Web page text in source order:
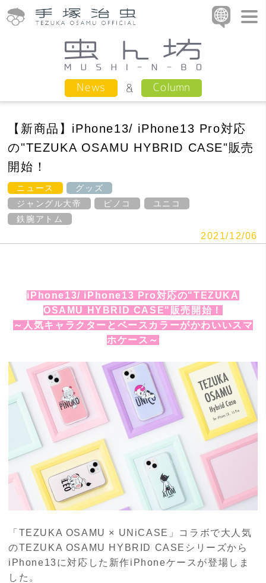
News Column
【新商品】iPhone13/ iPhone13 Pro対応
の"TEZUKA OSAMU HYBRID CASE"販売
開始！
ニュース
グッズ
ジャングル大帝
ピノコ
ユニコ
鉄腕アトム
2021/12/06
iPhone13/ iPhone13 Pro対応の"TEZUKA
OSAMU HYBRID CASE"販売開始！
～人気キャラクターとベースカラーがかわいいスマ
ホケース～
「TEZUKA OSAMU × UNiCASE」コラボで大人気
のTEZUKA OSAMU HYBRID CASEシリーズから
iPhone13に対応した新作iPhoneケースが登場しま
した。